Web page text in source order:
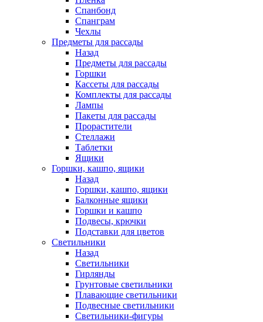
Спанбонд
Спанграм
Чехлы
Предметы для рассады
Назад
Предметы для рассады
Горшки
Кассеты для рассады
Комплекты для рассады
Лампы
Пакеты для рассады
Прорастители
Стеллажи
Таблетки
Ящики
Горшки, кашпо, ящики
Назад
Горшки, кашпо, ящики
Балконные ящики
Горшки и кашпо
Подвесы, крючки
Подставки для цветов
Светильники
Назад
Светильники
Гирлянды
Грунтовые светильники
Плавающие светильники
Подвесные светильники
Светильники-фигуры